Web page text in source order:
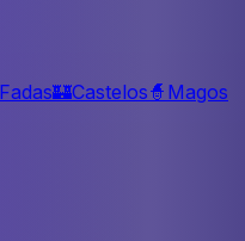
Fadas🏰Castelos🧙 Magos